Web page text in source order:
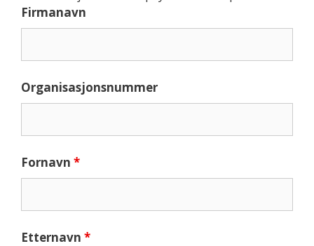
Firmanavn
Organisasjonsnummer
Fornavn *
Etternavn *